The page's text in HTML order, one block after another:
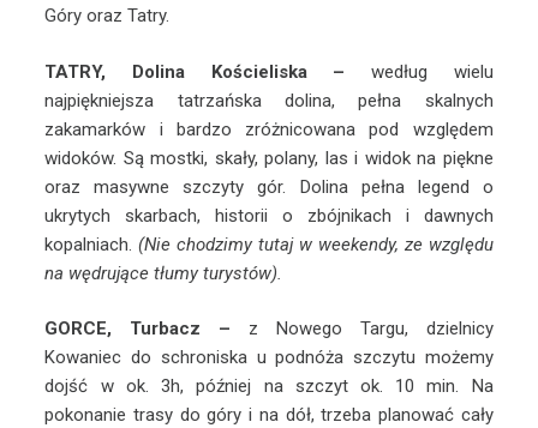
Góry oraz Tatry.
TATRY, Dolina Kościeliska – według wielu
najpiękniejsza tatrzańska dolina, pełna skalnych
zakamarków i bardzo zróżnicowana pod względem
widoków. Są mostki, skały, polany, las i widok na piękne
oraz masywne szczyty gór. Dolina pełna legend o
ukrytych skarbach, historii o zbójnikach i dawnych
kopalniach.(Nie chodzimy tutaj w weekendy, ze względu
na wędrujące tłumy turystów).
GORCE, Turbacz – z Nowego Targu, dzielnicy
Kowaniec do schroniska u podnóża szczytu możemy
dojść w ok. 3h, później na szczyt ok. 10 min. Na
pokonanie trasy do góry i na dół, trzeba planować cały